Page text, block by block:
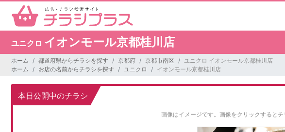
ユニクロ イオンモール京都桂川店
ホーム 都道府県からチラシを探す 京都府 京都市南区
ユニクロ イオンモール京都桂川店
ホーム
お店の名前からチラシを探す ユニクロ イオンモール京都桂川店
本日公開中のチラシ
画像はイメージです。 画像をクリックするとチ